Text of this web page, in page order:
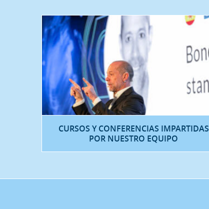
CURSOS Y CONFERENCIAS IMPARTIDAS
POR NUESTRO EQUIPO